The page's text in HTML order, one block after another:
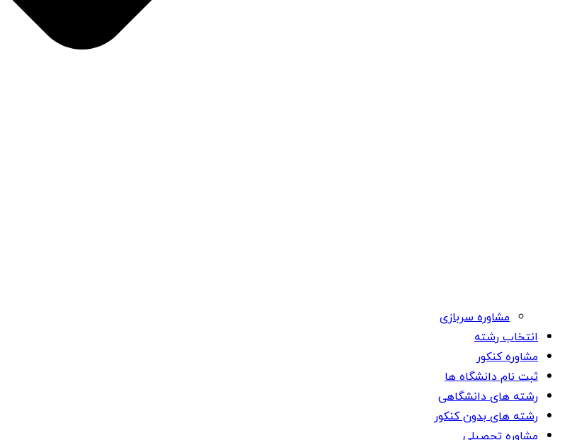
مشاوره سربازی
انتخاب رشته
مشاوره کنکور
ثبت نام دانشگاه ها
رشته های دانشگاهی
رشته های بدون کنکور
مشاوره تحصیلی